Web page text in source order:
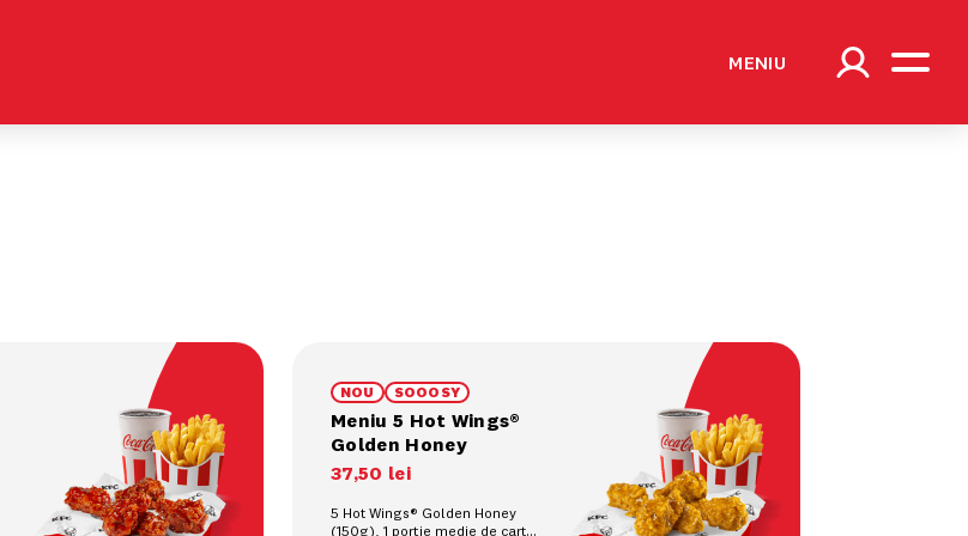
MENIU
NOU SOOOSY
Meniu 5 Hot Wings®
Golden Honey
37,50 lei
5 Hot Wings® Golden Honey
(150g), 1 porție medie de cartofi